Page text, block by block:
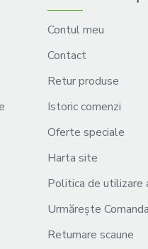
Contul meu
Contact
Retur produse
Istoric comenzi
Oferte speciale
Harta site
Politica de utilizare
Urmărește
Returnare scaune